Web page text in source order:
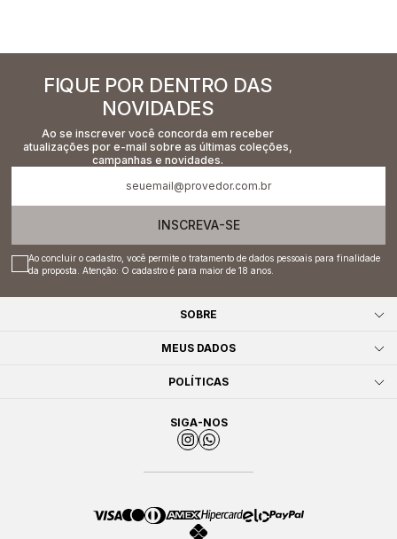
FIQUE POR DENTRO DAS
NOVIDADES
Ao se inscrever você concorda em receber
atualizações por e-mail sobre as últimas coleções,
campanhas e novidades.
INSCREVA-SE
Ao concluir o cadastro, você permite o tratamento de dados pessoais para finalidade
da proposta. Atenção: O cadastro é para maior de 18 anos.
SOBRE
MEUS DADOS
POLÍTICAS
SIGA-NOS